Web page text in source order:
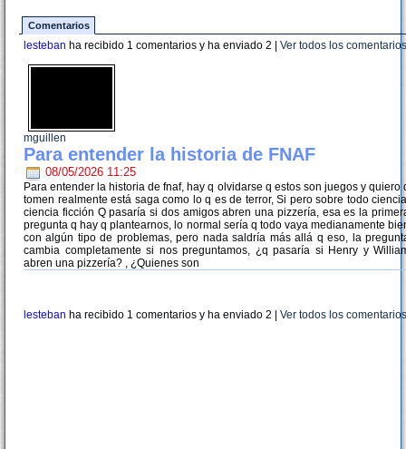
Comentarios
lesteban ha recibido 1 comentarios y ha enviado 2 Ver todos los comentarios
mguillen
Para entender la historia de FNAF
08/05/2026 11:25
Para entender la historia de fnaf, hay q olvidarse q estos son juegos y quiero
tomen realmente está saga como lo q es de terror, Si pero sobre todo
ciencia ficción Q pasaría si dos amigos abren una pizzería, esa es la
pregunta q hay q plantearnos, lo normal sería q todo vaya medianamente
con algún tipo de problemas, pero nada saldría más allá q eso, la
cambia completamente si nos preguntamos, ¿q pasaría si Henry y
abren una pizzería? , ¿Quienes son
lesteban ha recibido 1 comentarios y ha enviado 2 Ver todos los comentarios